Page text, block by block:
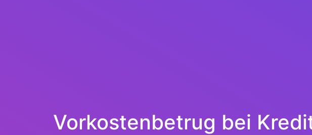
Vorkostenbetrug bei